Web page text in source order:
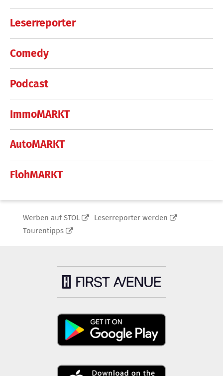
Leserreporter
Comedy
Podcast
ImmoMARKT
AutoMARKT
FlohMARKT
Werben auf STOL
Leserreporter werden
Tourentipps